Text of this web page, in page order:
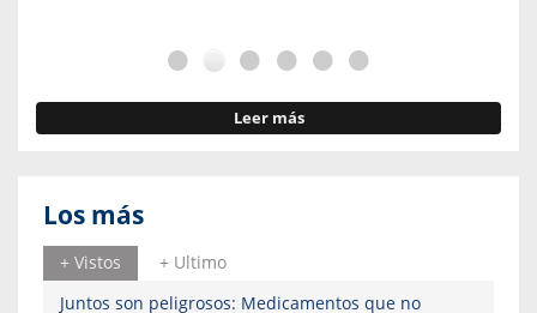
Leer más
Los más
+ Vistos
+ Ultimo
Juntos son peligrosos: Medicamentos que no